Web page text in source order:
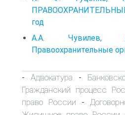
год
А.А. Чувилев,
Правоохранительные
- Адвокатура -
Гражданский процесс
право России -